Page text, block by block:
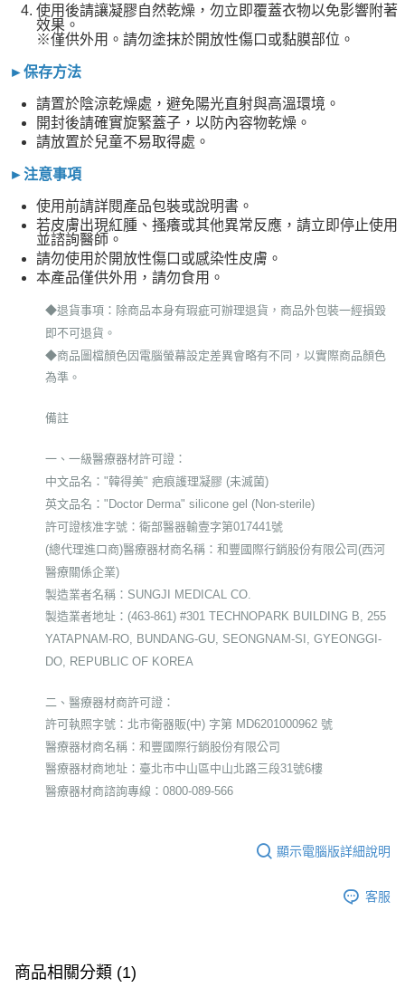
使用後請讓凝膠自然乾燥，勿立即覆蓋衣物以免影響附著
效果。
※僅供外用。請勿塗抹於開放性傷口或黏膜部位。
►保存方法
請置於陰涼乾燥處，避免陽光直射與高溫環境。
開封後請確實旋緊蓋子，以防內容物乾燥。
請放置於兒童不易取得處。
►注意事項
使用前請詳閱產品包裝或說明書。
若皮膚出現紅腫、搔癢或其他異常反應，請立即停止使用
並諮詢醫師。
請勿使用於開放性傷口或感染性皮膚。
本產品僅供外用，請勿食用。
◆退貨事項：除商品本身有瑕疵可辦理退貨，商品外包裝一經損毀
即不可退貨。
◆商品圖檔顏色因電腦螢幕設定差異會略有不同，以實際商品顏色
為準。
備註
一、一級醫療器材許可證：
中文品名："韓得美" 疤痕護理凝膠 (未滅菌)
英文品名 ："Doctor Derma" silicone gel (Non-sterile)
許可證核准字號：衛部醫器輸壹字第017441號
(總代理進口商)醫療器材商名稱：和豐國際行銷股份有限公司(西河
醫療關係企業)
製造業者名稱：SUNGJI MEDICAL CO.
製造業者地址：(463-861) #301 TECHNOPARK BUILDING B, 255
YATAPNAM-RO, BUNDANG-GU, SEONGNAM-SI, GYEONGGI-
DO, REPUBLIC OF KOREA
二、醫療器材商許可證：
許可執照字號：北市衛器販(中) 字第 MD6201000962 號
醫療器材商名稱：和豐國際行銷股份有限公司
醫療器材商地址：臺北市中山區中山北路三段31號6樓
醫療器材商諮詢專線：0800-089-566
顯示電腦版詳細說明
客服
商品相關分類 (1)